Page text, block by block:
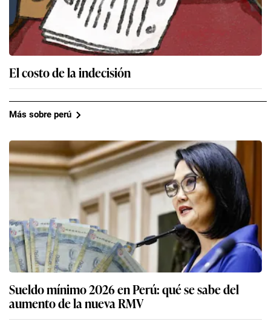
El costo de la indecisión
Más sobre perú
Sueldo mínimo 2026 en Perú: qué se sabe del
aumento de la nueva RMV